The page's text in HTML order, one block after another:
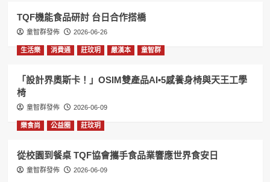
TQF機能食品研討 台日合作搭橋
童智群發佈 2026-06-26
生活樂 消費通 莊玟玥 嚴漢本 童智群
「設計界奧斯卡！」OSIM雙產品AI•5感養身椅與天王工學
椅
童智群發佈 2026-06-09
樂食尚 公益圈 莊玟玥
從校園到餐桌 TQF協會攜手食品業響應世界食安日
童智群發佈 2026-06-09